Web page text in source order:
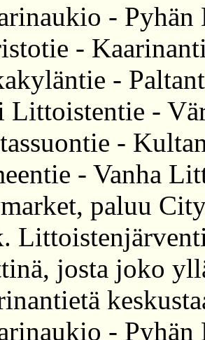
-
-
-
Littoistentie -
-
- Vanha
paluu
josta joko
-